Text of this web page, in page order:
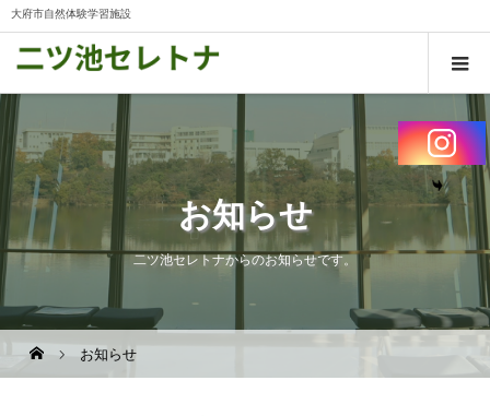
大府市自然体験学習施設
お知らせ
二ツ池セレトナからのお知らせです。
お知らせ